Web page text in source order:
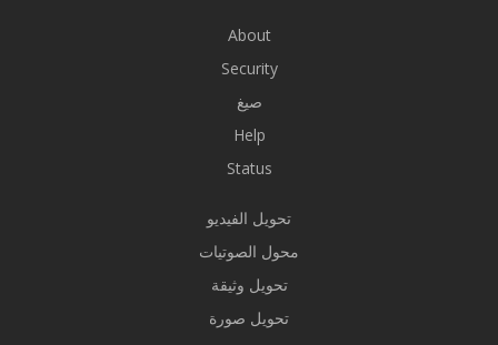
About
Security
صيغ
Help
Status
تحويل الفيديو
محول الصوتيات
تحويل وثيقة
تحويل صورة